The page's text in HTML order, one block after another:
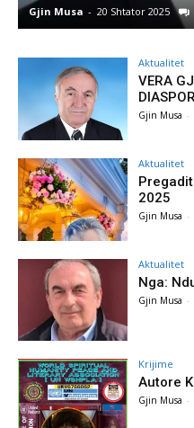
Gjin
Aktualitet
VERA
Gjin Musa -
Aktualitet
2025
Gjin Musa -
Aktualitet
Nga:
Gjin Musa -
Krijime
Autore
Gjin Musa -